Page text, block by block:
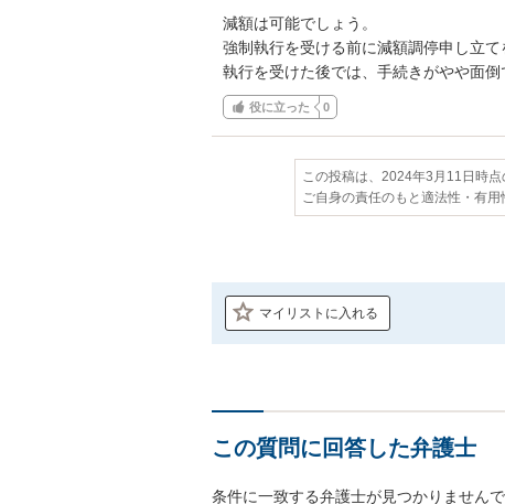
減額は可能でしょう。
強制執行を受ける前に減額調停申し立て
執行を受けた後では、手続きがやや面倒
役に立った 0
この投稿は、2024年3月11日時点
ご自身の責任のもと適法性・有
マイリストに入れる
この質問に回答した弁護士
条件に一致する弁護士が見つかりません